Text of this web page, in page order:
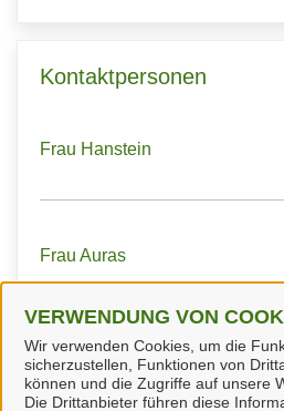
VERWENDUNG VON
Wir verwenden Cookies, um die
sicherzustellen, Funktionen von
können und die Zugriffe auf unsere
Die Drittanbieter führen diese
Kontaktpersonen
Frau Hanstein
Frau Auras
Geschäftsstelle